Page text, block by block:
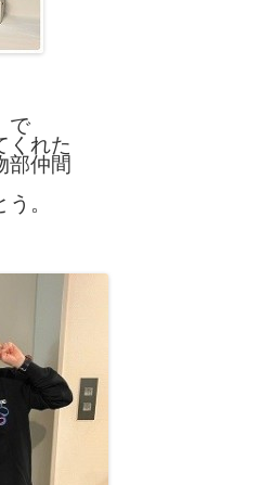
で
くれた
部仲間
。